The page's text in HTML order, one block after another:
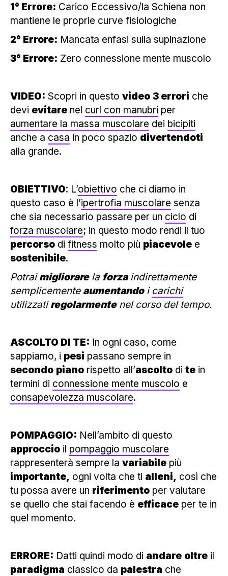
1° Errore: Carico Eccessivo/la Schiena non
mantiene le proprie curve fisiologiche
2° Errore: Mancata enfasi sulla supinazione
3° Errore: Zero connessione mente muscolo
VIDEO: Scopri in questo video 3 errori che
devi evitare nel curl con manubri per
aumentare la massa muscolare dei bicipiti
anche a casa in poco spazio divertendoti
alla grande.
OBIETTIVO: L’obiettivo che ci diamo in
questo caso è l’ipertrofia muscolare senza
che sia necessario passare per un ciclo di
forza muscolare; in questo modo rendi il tuo
percorso di fitness molto più piacevole e
sostenibile.
Potraimigliorarela forzaindirettamente
semplicemente aumentandoi carichi
utilizzatiregolarmentenel corso del tempo.
ASCOLTO DI TE: In ogni caso, come
sappiamo, i pesi passano sempre in
secondo piano rispetto all’ascolto di te in
termini di connessione mente muscolo e
consapevolezza muscolare.
POMPAGGIO: Nell’ambito di questo
approccio il pompaggio muscolare
rappresenterà sempre la variabile più
importante, ogni volta che ti alleni, così che
tu possa avere un riferimento per valutare
se quello che stai facendo è efficace per te in
quel momento.
ERRORE: Datti quindi modo di andare oltre il
paradigma classico da palestra che